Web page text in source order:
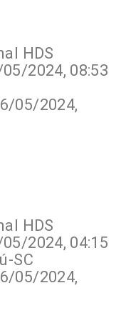
HDS
2024, 08:53
05/2024,
HDS
2024, 04:15
SC
05/2024,